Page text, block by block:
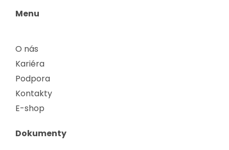
Menu
O nás
Kariéra
Podpora
Kontakty
E-shop
Dokumenty